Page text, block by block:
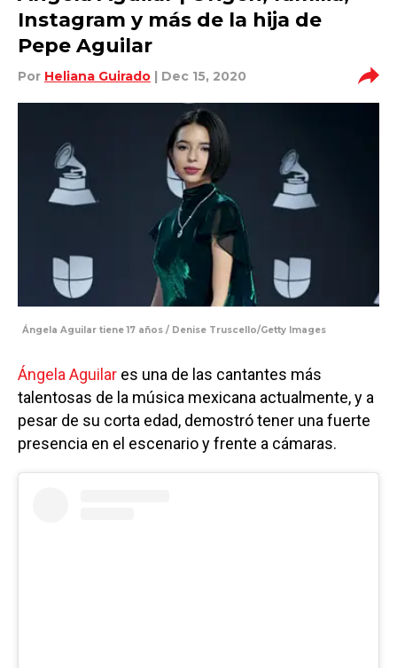
Instagram y más de la hija de
Pepe Aguilar
Por Heliana Guirado | Dec 15, 2020
Ángela Aguilar tiene 17 años / Denise Truscello/Getty Images
Ángela Aguilar es una de las cantantes más
talentosas de la música mexicana actualmente, y a
pesar de su corta edad, demostró tener una fuerte
presencia en el escenario y frente a cámaras.